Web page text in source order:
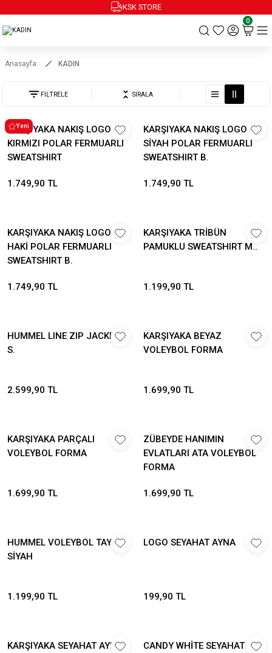
KSK STORE
0
Anasayfa KADIN
FİLTRELE SIRALA
Yeni
KARŞIYAKA NAKIŞ LOGO
KIRMIZI POLAR FERMUARLI
SWEATSHIRT
1.749,90 TL
KARŞIYAKA NAKIŞ LOGO
SİYAH POLAR FERMUARLI
SWEATSHIRT B.
1.749,90 TL
KARŞIYAKA NAKIŞ LOGO
HAKİ POLAR FERMUARLI
SWEATSHIRT B.
1.749,90 TL
KARŞIYAKA TRİBÜN
PAMUKLU SWEATSHIRT M..
1.199,90 TL
HUMMEL LINE ZIP JACKET
S.
2.599,90 TL
KARŞIYAKA BEYAZ
VOLEYBOL FORMA
1.699,90 TL
KARŞIYAKA PARÇALI
VOLEYBOL FORMA
1.699,90 TL
ZÜBEYDE HANIMIN
EVLATLARI ATA VOLEYBOL
FORMA
1.699,90 TL
HUMMEL VOLEYBOL TAYTI
SİYAH
1.199,90 TL
LOGO SEYAHAT AYNA
199,90 TL
KARŞIYAKA SEYAHAT AYNA
CANDY WHİTE SEYAHAT